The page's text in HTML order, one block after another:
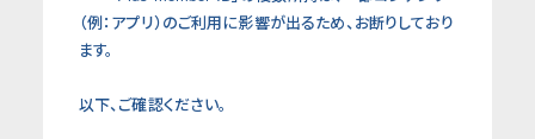
（例：アプリ）のご利用に影響が出るため、お断りしており
ます。
以下、ご確認ください。